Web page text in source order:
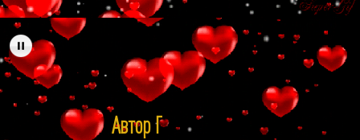
Автор Га